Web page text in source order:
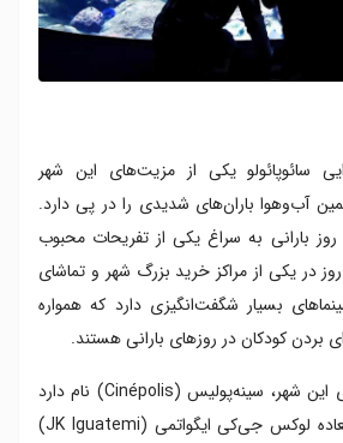
سائوپائولو یکی از مزیت‌های این شهر
آب‌وهوا باران‌های شدیدی را در پی دارد.
روز بارانی به سراغ یکی از تفریحات محبوب
در یکی از مراکز خرید بزرگ شهر و تماشای
بسیار شگفت‌انگیزی دارد که همواره
بردن کودکان در روزهای بارانی هستند.
یکی از بهترین سینماهای این شهر، سینه‌پولیس (Cinépolis) نام دارد
که در مرکز خرید فوق‌العاده لوکس جی‌کی ایگواتمی (JK Iguatemi)